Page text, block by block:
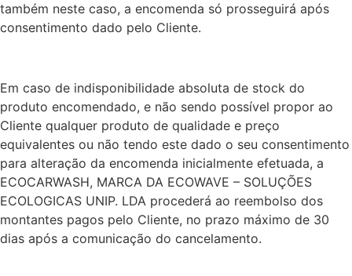
também neste caso, a encomenda só prosseguirá após
consentimento dado pelo Cliente.
Em caso de indisponibilidade absoluta de stock do
produto encomendado, e não sendo possível propor ao
Cliente qualquer produto de qualidade e preço
equivalentes ou não tendo este dado o seu consentimento
para alteração da encomenda inicialmente efetuada, a
ECOCARWASH, MARCA DA ECOWAVE – SOLUÇÕES
ECOLOGICAS UNIP. LDA procederá ao reembolso dos
montantes pagos pelo Cliente, no prazo máximo de 30
dias após a comunicação do cancelamento.